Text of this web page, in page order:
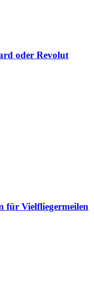
oder Revolut
für Vielfliegermeilen